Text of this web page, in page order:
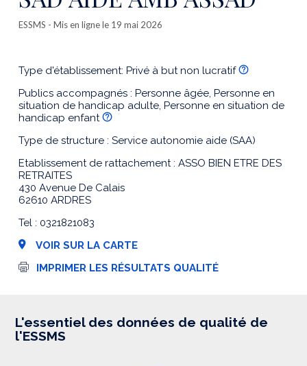
ESSMS - Mis en ligne le 19 mai 2026
Type d'établissement: Privé à but non lucratif
Publics accompagnés : Personne âgée, Personne en
situation de handicap adulte, Personne en situation de
handicap enfant
Type de structure : Service autonomie aide (SAA)
Etablissement de rattachement : ASSO BIEN ETRE DES
RETRAITES
430 Avenue De Calais
62610 ARDRES
Tel : 0321821083
VOIR SUR LA CARTE
I
s
i
IMPRIMER LES RÉSULTATS QUALITÉ
L'essentiel des données de qualité de
l'ESSMS